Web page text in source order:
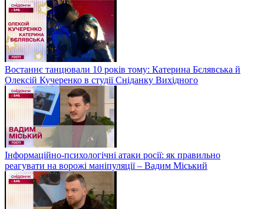
Востаннє танцювали 10 років тому: Катерина Бєлявська й
Олексій Кучеренко в студії Сніданку Вихідного
Інформаційно-психологічні атаки росії: як правильно
реагувати на ворожі маніпуляції – Вадим Міський